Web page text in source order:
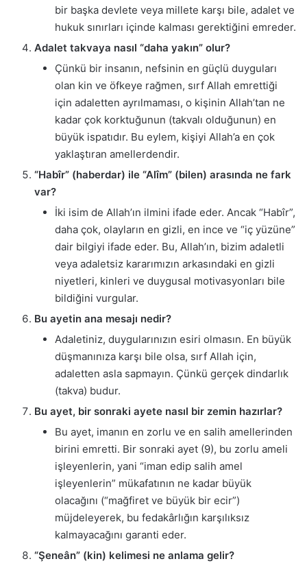
bir başka devlete veya millete karşı bile, adalet ve
hukuk sınırları içinde kalması gerektiğini emreder.
Adalet takvaya nasıl “daha yakın” olur?
Çünkü bir insanın, nefsinin en güçlü duyguları
olan kin ve öfkeye rağmen, sırf Allah emrettiği
için adaletten ayrılmaması, o kişinin Allah’tan ne
kadar çok korktuğunun (takvalı olduğunun) en
büyük ispatıdır. Bu eylem, kişiyi Allah’a en çok
yaklaştıran amellerdendir.
“Habîr” (haberdar) ile “Alîm” (bilen) arasında ne fark
var?
İki isim de Allah’ın ilmini ifade eder. Ancak “Habîr”,
daha çok, olayların en gizli, en ince ve “iç yüzüne”
dair bilgiyi ifade eder. Bu, Allah’ın, bizim adaletli
veya adaletsiz kararımızın arkasındaki en gizli
niyetleri, kinleri ve duygusal motivasyonları bile
bildiğini vurgular.
Bu ayetin ana mesajı nedir?
Adaletiniz, duygularınızın esiri olmasın. En büyük
düşmanınıza karşı bile olsa, sırf Allah için,
adaletten asla sapmayın. Çünkü gerçek dindarlık
(takva) budur.
Bu ayet, bir sonraki ayete nasıl bir zemin hazırlar?
Bu ayet, imanın en zorlu ve en salih amellerinden
birini emretti. Bir sonraki ayet (9), bu zorlu ameli
işleyenlerin, yani “iman edip salih amel
işleyenlerin” mükafatının ne kadar büyük
olacağını (“mağfiret ve büyük bir ecir”)
müjdeleyerek, bu fedakârlığın karşılıksız
kalmayacağını garanti eder.
“Şeneân” (kin) kelimesi ne anlama gelir?